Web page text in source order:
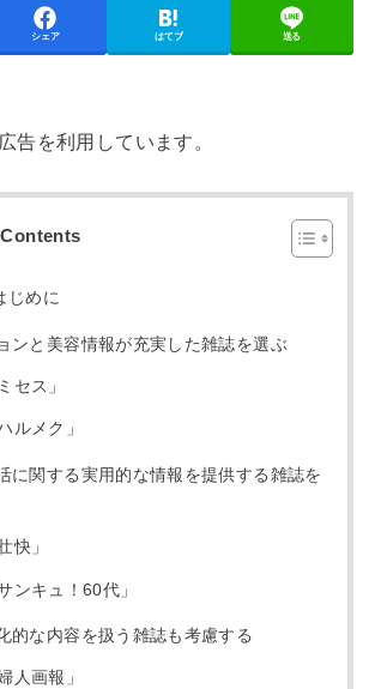
シェア はてブ 送る
告を利用しています。
じめに
ンと美容情報が充実した雑誌を選ぶ
セス」
ルメク」
に関する実用的な情報を提供する雑誌を
快」
ンキュ！60代」
的な内容を扱う雑誌も考慮する
人画報」